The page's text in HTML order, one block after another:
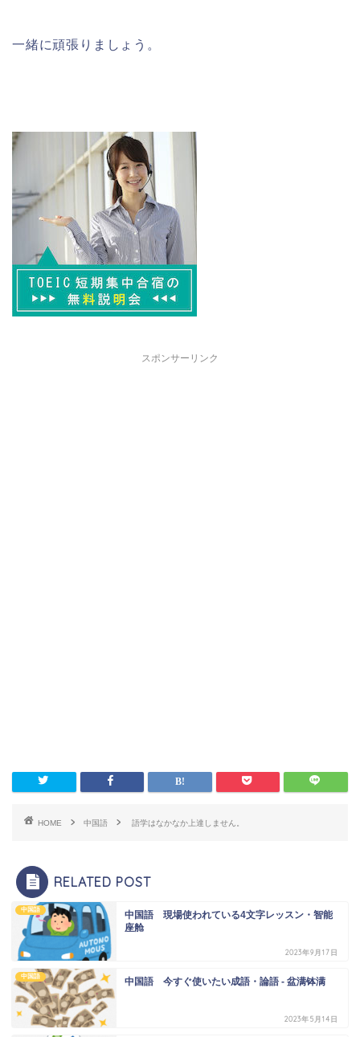
一緒に頑張りましょう。
スポンサーリンク
HOME 中国語 語学はなかなか上達しません。
RELATED POST
中国語
中国語 現場使われている4文字レッスン・智能
座舱
2023年9月17日
中国語 中国語 今すぐ使いたい成語・論語 - 盆满钵满
2023年5月14日